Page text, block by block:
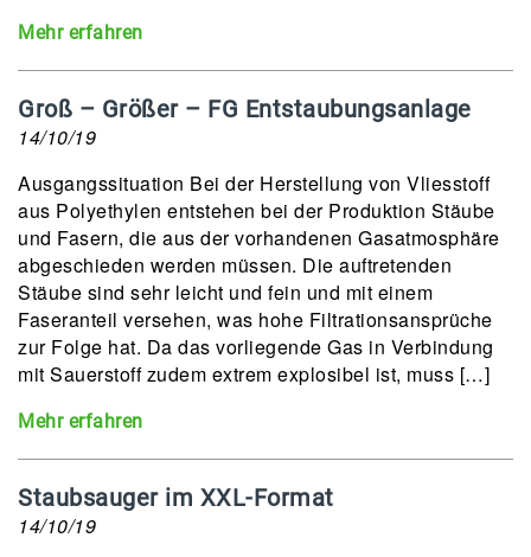
Mehr erfahren
Groß – Größer – FG Entstaubungsanlage
14/10/19
Ausgangssituation Bei der Herstellung von Vliesstoff
aus Polyethylen entstehen bei der Produktion Stäube
und Fasern, die aus der vorhandenen Gasatmosphäre
abgeschieden werden müssen. Die auftretenden
Stäube sind sehr leicht und fein und mit einem
Faseranteil versehen, was hohe Filtrationsansprüche
zur Folge hat. Da das vorliegende Gas in Verbindung
mit Sauerstoff zudem extrem explosibel ist, muss […]
Mehr erfahren
Staubsauger im XXL-Format
14/10/19